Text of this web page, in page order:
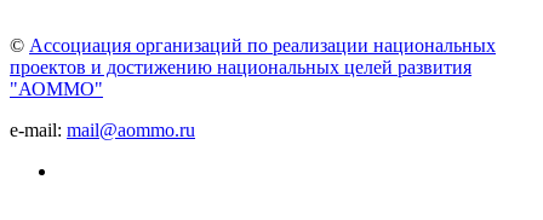
© Ассоциация организаций по реализации национальных
проектов и достижению национальных целей развития
"АОММО"
e-mail: mail@aommo.ru